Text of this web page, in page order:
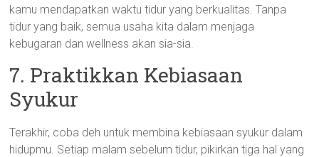
kamu mendapatkan waktu tidur yang berkualitas. Tanpa
tidur yang baik, semua usaha kita dalam menjaga
kebugaran dan wellness akan sia-sia.
7. Praktikkan Kebiasaan
Syukur
Terakhir, coba deh untuk membina kebiasaan syukur dalam
hidupmu. Setiap malam sebelum tidur, pikirkan tiga hal yang